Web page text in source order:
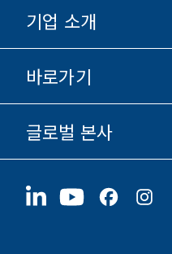
Donaldson 생명과학
Donaldson 쇼핑
기업 소개
기업 정보
윤리 및 준법 경영
채용 정보
바로가기
투자자 정보
협력업체
지속가능성
글로벌 본사
1400 W 94th Street